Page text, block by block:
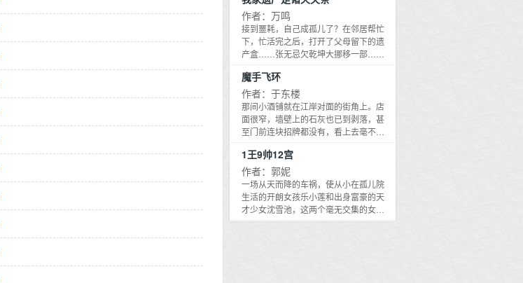
齿：姜云姝,你玩够了吗？*沈度顺风顺水
的人生中从未遇见过姜云姝这么荒唐的
女子。他拿她完全没有办法。更控制不
住自己逐渐沦陷在她的温柔乡中。直到
那日清晨。他们缱绻地享受着愉悦后的
静谧氛围。姜云姝柔嫩的指尖轻抚过他
背上一道陈年旧伤,低喃着：还好那时在
暗巷有你救了我,当时一定很疼吧。沈度
背脊一僵,背对着她瞳孔震颤。他很清楚,
自己从未在什么暗巷中救过人。而那道
伤,是他随军出征那年,在战场上留下的。
中无人,属性闷烧,后期知道老婆根本就不
爱他后,才会变成卑微小狗,会孔雀开屏吸
引老婆注意力,会可怜委屈求老婆爱他。
2.女主前期主动更多,但不委屈,并非传统
纯善女主,有道德但不多,主打一个千金难
买姐高兴。3.感情流,剧情为感情服
二人跌入山洞茅堆,黎梨惊诧于他臂上的
淋漓刀伤,少年却紧紧圈她入怀,晦暗眼底
尽是抑制不住的戾气与委屈。与我中的
药,难不成你真的想让他解？……后来,是
在上元节的翌日。云谏跳下她院中的高
墙,他亲手扎的花灯犹挂层檐。没心没肺
的小郡主蜷缩在梨花树下,身旁是绣了一
半的香囊,还有羌摇小可汗的定情弯刀。
他自嘲般一笑,上前将她抱起：昨日才说
喜欢我……朝和郡主真是襟怀旷达,见一
个就能爱一个。*云谏出身将府高门,鲜衣
怒马,意气风发,是长安城里最夺目的天
骄。少年不知愁绪,但知晓两样酸楚。一
则,是自幼心仪的姑娘将自己看作死对
头。另一则,是她不肯嫁。食用指南：
1、小甜饼,主旨欢喜冤家谈恋爱,前期感
情大于剧情,后期大概率也是。2、女主
真叛逆,不守规矩是常事,男主忠犬恋爱
走,文案在最底。短视频博主莫橙做了个
梦,在梦里有个平行世界,那里的自己被好
友联手害死,如今两个世界的自己合体,并
意外激活位面通道,打开自家小院后门就
材不错,可以当胡说八道的旁白录进视频
里。莫橙次日清晨打开手机拍开后门的
素材,一把推开,瞬间哑然。原本连着后院
的死胡同消失,她出现在一处逼仄的小房
间里,地上躺着一具尸体,两人除了衣服发
型不同,肤色跟五官简直就是一个模子出
来的。而她只盯了两秒,地上那个自己就
化成点点星光在房间消失。这时门外传
来嘀嘀咕咕的说话声……李泽,我们这样
做会不会太残忍了？要不还是给她处理
一下吧,就那么扔在屋里,万一、万一没命
了呢？闭嘴,你想留着她以后报复吗？晚
作者：万鸣
接到噩耗，自己成孤儿了？在邻居帮忙
下，忙活完之后，打开了父母留下的遗
产盒……张无忌欠乾坤大挪移一部……
无始经一部……柳神欠原始真解一
份……通天教主欠诛仙四剑一组……儿
啊，爹给你留了个系统……儿啊，娘将
欠条都放在盒子里了……古阳：……有
你们这样玩儿的吗？那我这几天到底在
魔手飞环
作者：于东楼
那间小酒铺就在江岸对面的街角上。店
面很窄，墙壁上的石灰也已到剥落，甚
至门前连块招牌都没有，看上去毫不起
要提起江边的萧家酒铺，几乎无人不
知，无人不晓，尤其那些靠码头讨生活
的年轻人，更是每天非到酒铺打个转不
可，连他们自己也搞不清究竟是为了喝
酒，还是为了去欣赏柜台里那个年轻标
致的老板娘。
1王9帅12宫
作者：郭妮
一场从天而降的车祸，使从小在孤儿院
生活的开朗女孩乐小莲和出身富豪的天
才少女沈雪池，这两个毫无交集的女孩
同时失去了去美国留学的机会，而进入